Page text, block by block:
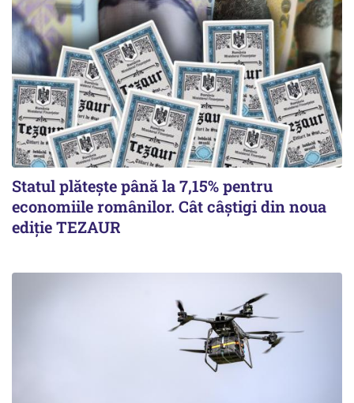
Statul plătește până la 7,15% pentru
economiile românilor. Cât câștigi din noua
ediție TEZAUR